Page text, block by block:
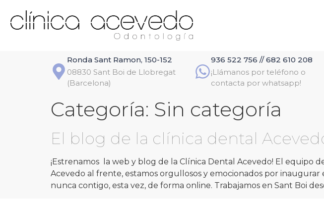
Ronda Sant Ramon, 150-152
08830 Sant Boi de Llobregat
(Barcelona)
936 522 756 // 682 610 208
¡Llámanos por teléfono o
contacta por whatsapp!
Categoría: Sin categoría
El blog de la clínica dental
¡Estrenamos la web y blog de la Clínica Dental Acevedo! El equipo
Acevedo al frente, estamos orgullosos y emocionados por
nunca contigo, esta vez, de forma online. Trabajamos en Sant Boi